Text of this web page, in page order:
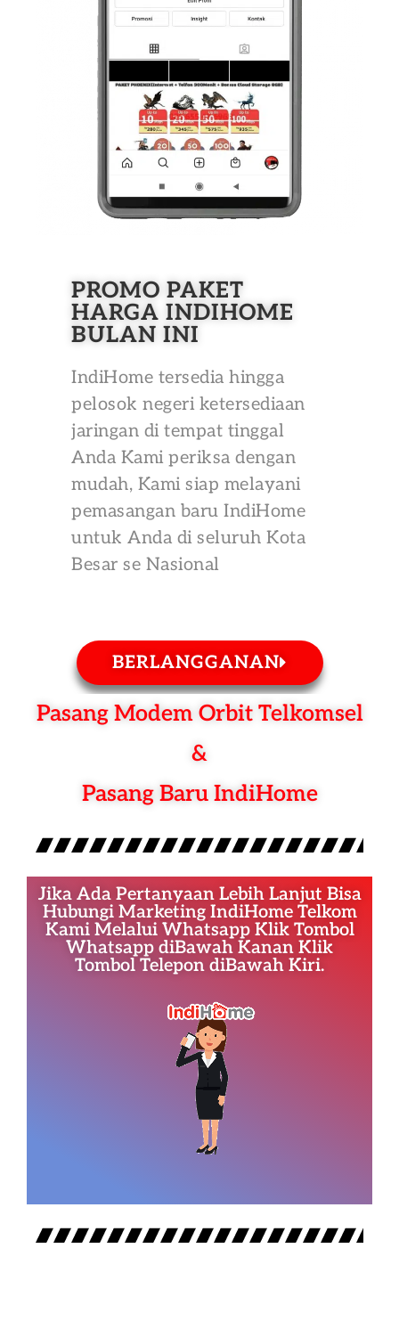
PROMO PAKET
HARGA INDIHOME
BULAN INI
IndiHome tersedia hingga
pelosok negeri ketersediaan
jaringan di tempat tinggal
Anda Kami periksa dengan
mudah, Kami siap melayani
pemasangan baru IndiHome
untuk Anda di seluruh Kota
Besar se Nasional
BERLANGGANAN
Pasang Modem Orbit Telkomsel
&
Pasang Baru IndiHome
Jika Ada Pertanyaan Lebih Lanjut Bisa
Hubungi Marketing IndiHome Telkom
Kami Melalui Whatsapp Klik Tombol
Whatsapp diBawah Kanan Klik
Tombol Telepon diBawah Kiri.